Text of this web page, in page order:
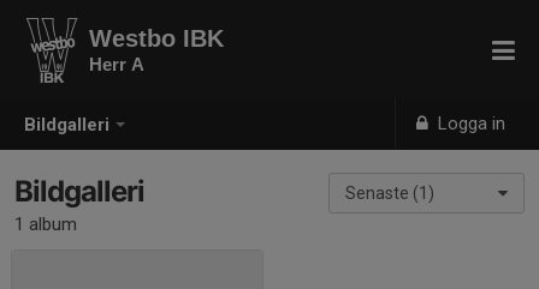
Bildgalleri Logga in
Westbo IBK
Herr A
Senaste (1)
Bildgalleri
1 album